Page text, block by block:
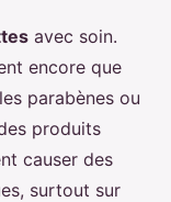
avec soin.
encore que
parabènes ou
produits
causer des
surtout sur